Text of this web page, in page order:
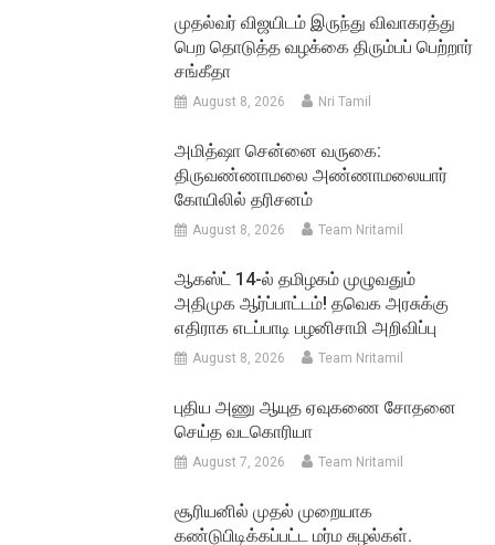
முதல்வர் விஜயிடம் இருந்து விவாகரத்து
பெற தொடுத்த வழக்கை திரும்பப் பெற்றார்
சங்கீதா
August 8, 2026 Nri Tamil
அமித்ஷா சென்னை வருகை:
திருவண்ணாமலை அண்ணாமலையார்
கோயிலில் தரிசனம்
August 8, 2026 Team Nritamil
ஆகஸ்ட் 14-ல் தமிழகம் முழுவதும்
அதிமுக ஆர்ப்பாட்டம்! தவெக அரசுக்கு
எதிராக எடப்பாடி பழனிசாமி அறிவிப்பு
August 8, 2026 Team Nritamil
புதிய அணு ஆயுத ஏவுகணை சோதனை
செய்த வடகொரியா
August 7, 2026 Team Nritamil
சூரியனில் முதல் முறையாக
கண்டுபிடிக்கப்பட்ட மர்ம சுழல்கள்.